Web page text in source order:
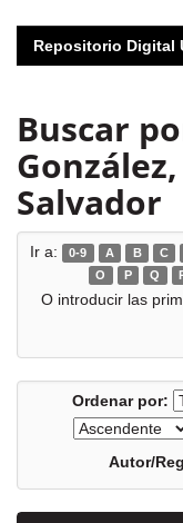
Repositorio Digital
Buscar
Salvador
Ir a: 0-9 A B C
O
P Q
O introducir las
Ordenar por:
Autor/